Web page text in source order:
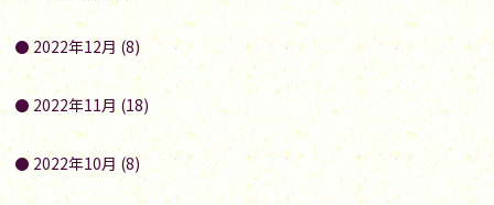
2022年12月 (8)
2022年11月 (18)
2022年10月 (8)